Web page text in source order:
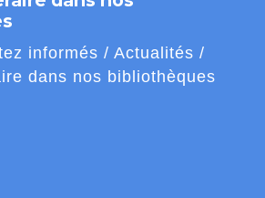
informés / Actualités /
dans nos bibliothèques